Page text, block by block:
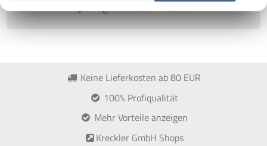
Frage zu diesem Produkt
Keine Lieferkosten ab 80 EUR
100% Profiqualität
Mehr Vorteile anzeigen
Kreckler GmbH Shops